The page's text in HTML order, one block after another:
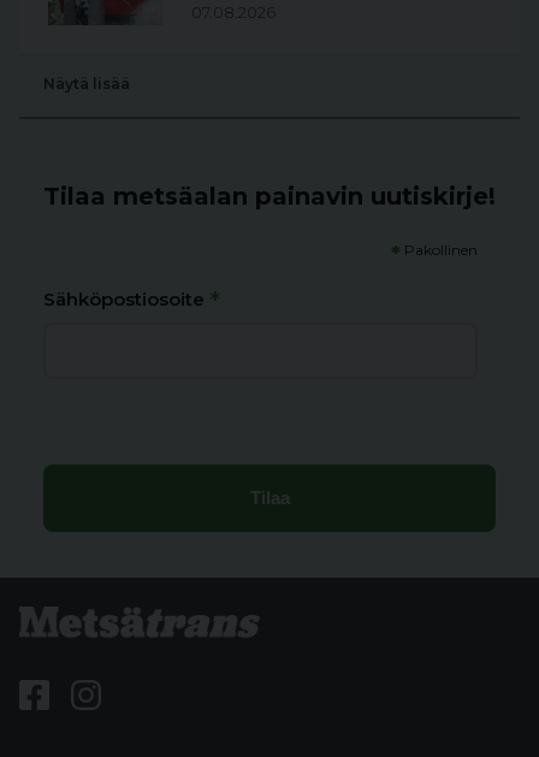
07.08.2026
Näytä lisää
Tilaa metsäalan painavin uutiskirje!
* Pakollinen
Sähköpostiosoite *